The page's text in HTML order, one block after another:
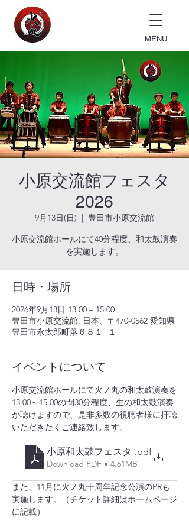
MENU
小原交流館フェスタ
2026
9月13日(日)
  |
豊田市小原交流館
小原交流館ホールにて40分程度、和太鼓演奏
を実施します。
日時・場所
2026年9月13日 13:00 – 15:00
豊田市小原交流館, 日本、〒470-0562 愛知県
豊田市永太郎町落６８１−１
イベントについて
小原交流館ホールにて火ノ丸の和太鼓演奏を
13:00～15:00の間30分程度、生の和太鼓演奏
が聴けますので、是非多数の視聴者様に拝聴
いただきたくご連絡致します。
小原和太鼓フェスタ-.pdf
Download PDF • 4.61MB
また、11月に火ノ丸十周年記念公演のPRも
実施します。（チケット詳細はホームページ
に記載）